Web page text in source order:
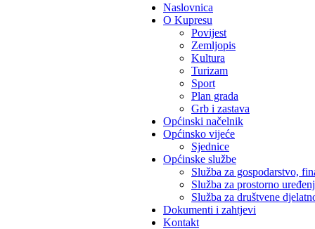
Naslovnica
O Kupresu
Povijest
Zemljopis
Kultura
Turizam
Sport
Plan grada
Grb i zastava
Općinski načelnik
Općinsko vijeće
Sjednice
Općinske službe
Služba za gospodarstvo,
Služba za prostorno
Služba za društvene
Dokumenti i zahtjevi
Kontakt